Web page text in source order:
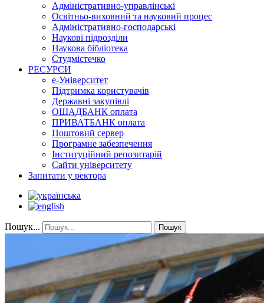
Адміністративно-управлінські
Освітньо-виховний та науковий процес
Адміністративно-господарські
Наукові підрозділи
Наукова бібліотека
Студмістечко
РЕСУРСИ
е-Університет
Підтримка користувачів
Державні закупівлі
ОЩАДБАНК оплата
ПРИВАТБАНК оплата
Поштовий сервер
Програмне забезпечення
Інституційний репозитарій
Сайти університету
Запитати у ректора
Пошук... Пошук